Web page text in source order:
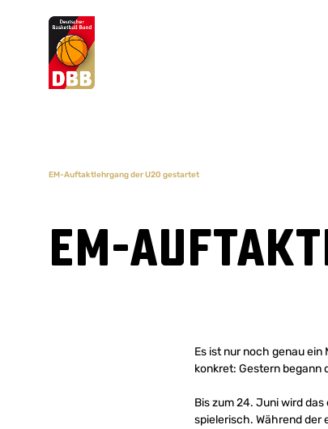
Suchvorschläge
EM-Auftaktlehrgang der U20 gestartet
EM-
Es ist nur noch genau
konkret: Gestern begann
Bis zum 24. Juni wird
spielerisch. Während der